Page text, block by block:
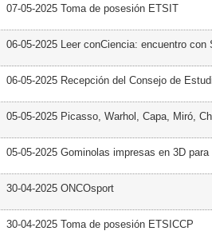
07-05-2025 Toma de posesión ETSIT
06-05-2025 Leer conCiencia: encuentro con
06-05-2025 Recepción del Consejo de
05-05-2025 Picasso, Warhol, Capa, Miró,
05-05-2025 Gominolas impresas en 3D
30-04-2025 ONCOsport
30-04-2025 Toma de posesión ETSICCP